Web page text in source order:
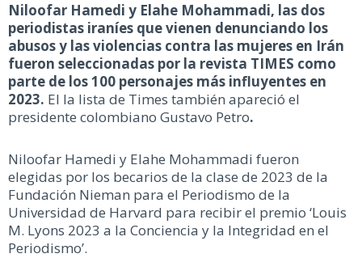
Niloofar Hamedi y Elahe Mohammadi, las dos
periodistas iraníes que vienen denunciando los
abusos y las violencias contra las mujeres en Irán
fueron seleccionadas por la revista TIMES como
parte de los 100 personajes más influyentes en
2023. El la lista de Times también apareció el
presidente colombiano Gustavo Petro.
Niloofar Hamedi y Elahe Mohammadi fueron
elegidas por los becarios de la clase de 2023 de la
Fundación Nieman para el Periodismo de la
Universidad de Harvard para recibir el premio ‘Louis
M. Lyons 2023 a la Conciencia y la Integridad en el
Periodismo’.